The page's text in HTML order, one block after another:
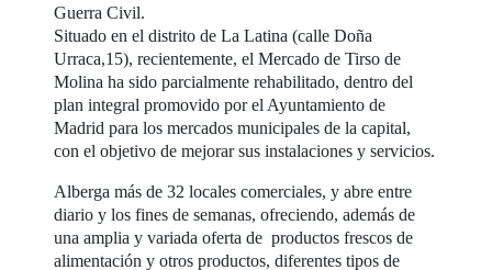
Guerra Civil.
Situado en el distrito de La Latina (calle Doña
Urraca,15), recientemente, el Mercado de Tirso de
Molina ha sido parcialmente rehabilitado, dentro del
plan integral promovido por el Ayuntamiento de
Madrid para los mercados municipales de la capital,
con el objetivo de mejorar sus instalaciones y servicios.
Alberga más de 32 locales comerciales, y abre entre
diario y los fines de semanas, ofreciendo, además de
una amplia y variada oferta de productos frescos de
alimentación y otros productos, diferentes tipos de